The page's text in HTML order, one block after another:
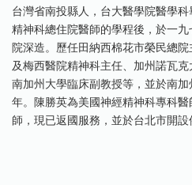
台灣省南投縣人，台大醫學院醫學
精神科總住院醫師的學程後，於一
院深造。歷任田納西棉花市榮民總
及梅西醫院精神科主任、加州諾瓦
南加州大學臨床副教授等，並於南
年。陳勝英為美國神經精神科專科
師，現已返國服務，並於台北市開設